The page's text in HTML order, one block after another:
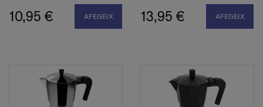
10,95 € AFEGEIX 13,95 € AFEGEIX